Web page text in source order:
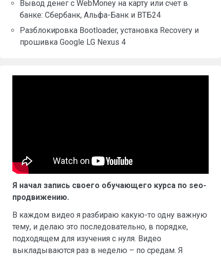
Вывод денег с WebMoney на карту или счет в
банке: Сбербанк, Альфа-Банк и ВТБ24
Разблокировка Bootloader, установка Recovery и
прошивка Google LG Nexus 4
Я начал запись своего обучающего курса по seo-
продвижению.
В каждом видео я разбираю какую-то одну важную
тему, и делаю это последовательно, в порядке,
подходящем для изучения с нуля. Видео
выкладываются раз в неделю – по средам. Я